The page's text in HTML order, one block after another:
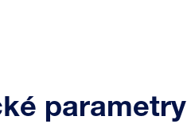
parametry